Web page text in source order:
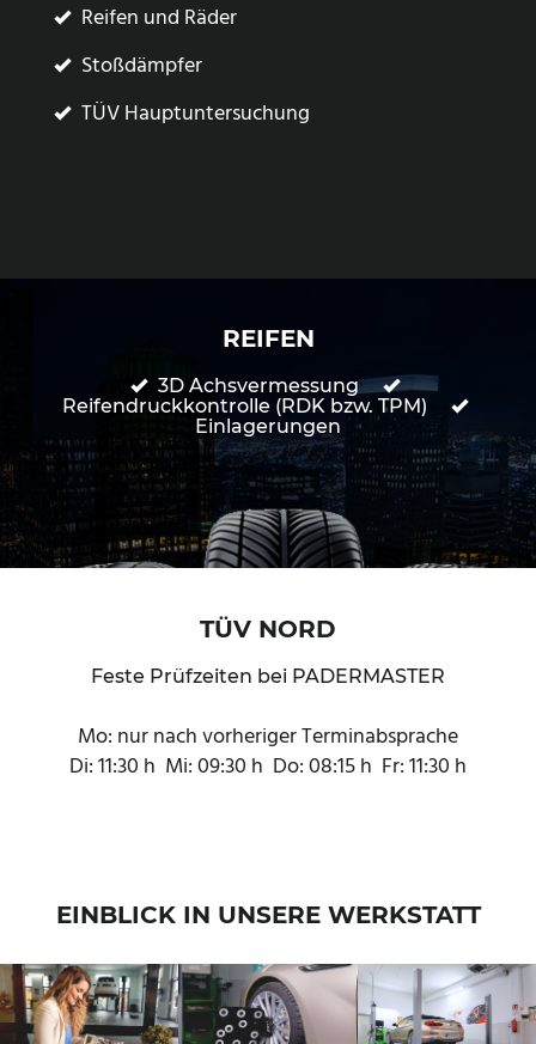
Reifen und Räder
Stoßdämpfer
TÜV Hauptuntersuchung
REIFEN
3D Achsvermessung
Reifendruckkontrolle (RDK bzw. TPM)
Einlagerungen
TÜV NORD
Feste Prüfzeiten bei PADERMASTER
Mo: nur nach vorheriger Terminabsprache
Di: 11:30 h Mi: 09:30 h Do: 08:15 h Fr: 11:30 h
EINBLICK IN UNSERE WERKSTATT